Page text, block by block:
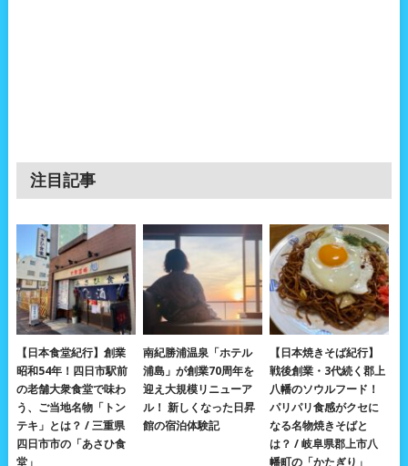
注目記事
【日本食堂紀行】創業
昭和54年！四日市駅前
の老舗大衆食堂で味わ
う、ご当地名物「トン
テキ」とは？ / 三重県
四日市市の「あさひ食
堂」
南紀勝浦温泉「ホテル
浦島」が創業70周年を
迎え大規模リニューア
ル！ 新しくなった日昇
館の宿泊体験記
【日本焼きそば紀行】
戦後創業・3代続く郡上
八幡のソウルフード！
パリパリ食感がクセに
なる名物焼きそばと
は？ / 岐阜県郡上市八
幡町の「かたぎり」